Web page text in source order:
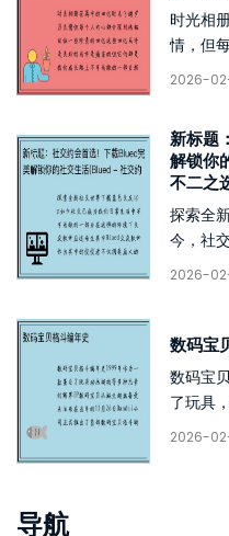
时光相
情，但
2026-
新标题
解锁你
不二之
探索全
今，社
2026-
数码宝
数码宝
了玩具
2026-
导航